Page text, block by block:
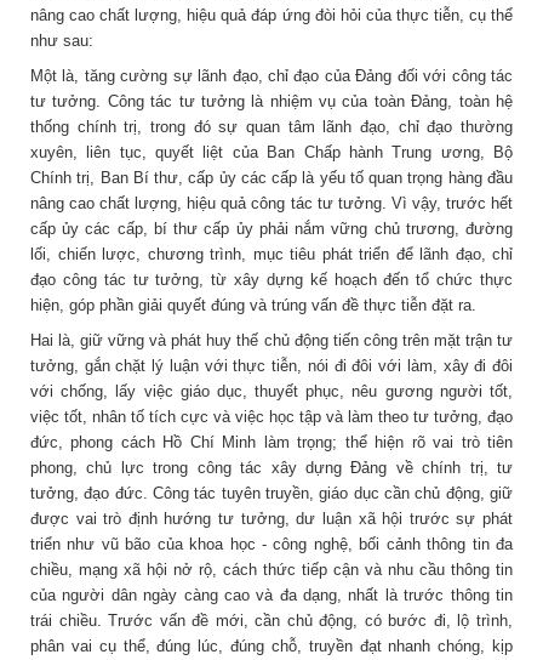
nâng cao chất lượng, hiệu quả đáp ứng đòi hỏi của thực tiễn, cụ thể
như sau:
Một là, tăng cường sự lãnh đạo, chỉ đạo của Đảng đối với công tác
tư tưởng. Công tác tư tưởng là nhiệm vụ của toàn Đảng, toàn hệ
thống chính trị, trong đó sự quan tâm lãnh đạo, chỉ đạo thường
xuyên, liên tục, quyết liệt của Ban Chấp hành Trung ương, Bộ
Chính trị, Ban Bí thư, cấp ủy các cấp là yếu tố quan trọng hàng đầu
nâng cao chất lượng, hiệu quả công tác tư tưởng. Vì vậy, trước hết
cấp ủy các cấp, bí thư cấp ủy phải nắm vững chủ trương, đường
lối, chiến lược, chương trình, mục tiêu phát triển để lãnh đạo, chỉ
đạo công tác tư tưởng, từ xây dựng kế hoạch đến tổ chức thực
hiện, góp phần giải quyết đúng và trúng vấn đề thực tiễn đặt ra.
Hai là, giữ vững và phát huy thế chủ động tiến công trên mặt trận tư
tưởng, gắn chặt lý luận với thực tiễn, nói đi đôi với làm, xây đi đôi
với chống, lấy việc giáo dục, thuyết phục, nêu gương người tốt,
việc tốt, nhân tố tích cực và việc học tập và làm theo tư tưởng, đạo
đức, phong cách Hồ Chí Minh làm trọng; thể hiện rõ vai trò tiên
phong, chủ lực trong công tác xây dựng Đảng về chính trị, tư
tưởng, đạo đức. Công tác tuyên truyền, giáo dục cần chủ động, giữ
được vai trò định hướng tư tưởng, dư luận xã hội trước sự phát
triển như vũ bão của khoa học - công nghệ, bối cảnh thông tin đa
chiều, mạng xã hội nở rộ, cách thức tiếp cận và nhu cầu thông tin
của người dân ngày càng cao và đa dạng, nhất là trước thông tin
trái chiều. Trước vấn đề mới, cần chủ động, có bước đi, lộ trình,
phân vai cụ thể, đúng lúc, đúng chỗ, truyền đạt nhanh chóng, kịp